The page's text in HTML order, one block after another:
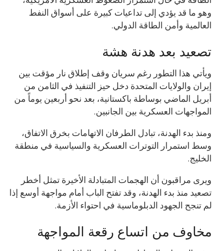
وهو ما قد يؤدي إلى تداعيات كبيرة على أسواق النفط
العالمية وأمن الطاقة الدولي.
تصعيد بعد هدنة هشة
ويأتي هذا التطور رغم سريان وقف إطلاق نار مؤقت بين
إيران والولايات المتحدة دخل حيز التنفيذ في الثامن من
أبريل الماضي بوساطة باكستانية، بعد نحو أربعين يوماً من
المواجهات العسكرية بين الجانبين.
ومنذ بدء الهدنة، تبادل الطرفان الاتهامات بخرق الاتفاق،
وسط استمرار التوترات العسكرية والسياسية في منطقة
الخليج.
ويرى مراقبون أن الهجمات المتبادلة الأخيرة تمثل أخطر
تصعيد منذ بدء الهدنة، وقد تفتح الباب أمام مواجهة أوسع إذا
لم تنجح الجهود الدبلوماسية في احتواء الأزمة.
مخاوف من اتساع رقعة المواجهة